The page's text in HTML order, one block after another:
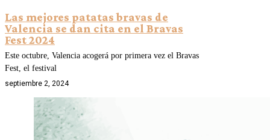
Las mejores patatas bravas de
Valencia se dan cita en el Bravas
Fest 2024
Este octubre, Valencia acogerá por primera vez el Bravas
Fest, el festival
septiembre 2, 2024